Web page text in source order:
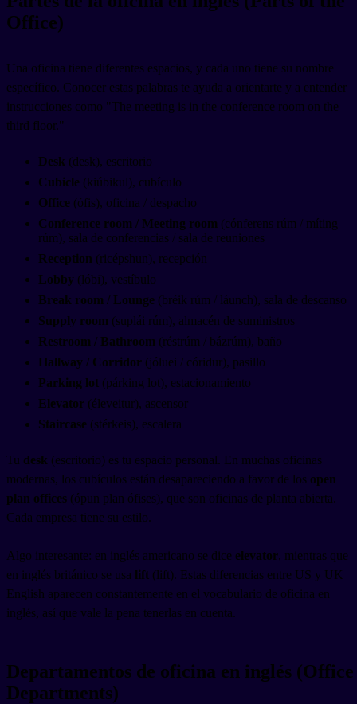
Office)
Una oficina tiene diferentes espacios, y cada uno tiene su nombre
específico. Conocer estas palabras te ayuda a orientarte y a entender
instrucciones como "The meeting is in the conference room on the
third floor."
Desk (desk), escritorio
Cubicle (kiúbikul), cubículo
Office (ófis), oficina / despacho
Conference room / Meeting room (cónferens rúm / míting
rúm), sala de conferencias / sala de reuniones
Reception (ricépshun), recepción
Lobby (lóbi), vestíbulo
Break room / Lounge (bréik rúm / láunch), sala de descanso
Supply room (suplái rúm), almacén de suministros
Restroom / Bathroom (réstrúm / bázrúm), baño
Hallway / Corridor (jóluei / córidur), pasillo
Parking lot (párking lot), estacionamiento
Elevator (éleveitur), ascensor
Staircase (stérkeis), escalera
Tu desk (escritorio) es tu espacio personal. En muchas oficinas
modernas, los cubículos están desapareciendo a favor de los open
plan offices (ópun plan ófises), que son oficinas de planta abierta.
Cada empresa tiene su estilo.
Algo interesante: en inglés americano se dice elevator, mientras que
en inglés británico se usa lift (lift). Estas diferencias entre US y UK
English aparecen constantemente en el vocabulario de oficina en
inglés, así que vale la pena tenerlas en cuenta.
Departamentos de oficina en inglés (Office
Departments)